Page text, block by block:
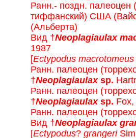
Ранн.- поздн. палеоцен
тиффанский) США
(Альберта)
Вид †Neoplagiaulax
1987
[Ectypodus macrotomeus
Ранн. палеоцен
†Neoplagiaulaxsр.
Ранн. палеоцен
†Neoplagiaulaxsр.
Ранн. палеоцен
Вид †Neoplagiaulax
[Ectypodus? grangeri